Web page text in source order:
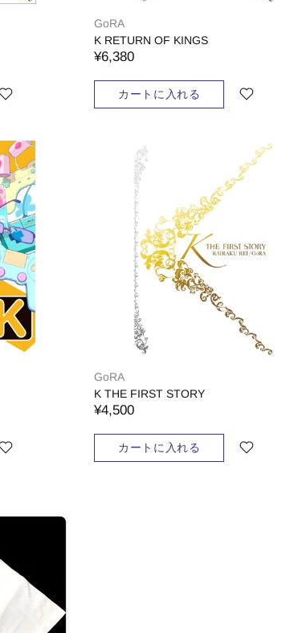
GoRA
K RETURN OF KINGS
¥6,380
カートに入れる
GoRA
K THE FIRST STORY
¥4,500
カートに入れる